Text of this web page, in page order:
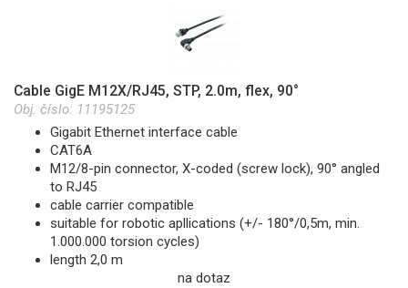
Cable GigE M12X/RJ45, STP, 2.0m, flex, 90°
Obj. číslo: 11195125
Gigabit Ethernet interface cable
CAT6A
M12/8-pin connector, X-coded (screw lock), 90° angled
to RJ45
cable carrier compatible
suitable for robotic apllications (+/- 180°/0,5m, min.
1.000.000 torsion cycles)
length 2,0 m
na dotaz